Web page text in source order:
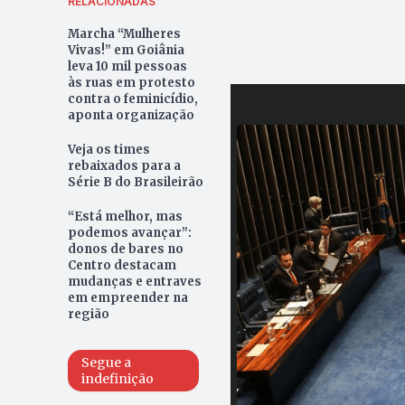
Marcha “Mulheres
Vivas!” em Goiânia
leva 10 mil pessoas
às ruas em protesto
contra o feminicídio,
aponta organização
Veja os times
rebaixados para a
Série B do Brasileirão
“Está melhor, mas
podemos avançar”:
donos de bares no
Centro destacam
mudanças e entraves
em empreender na
região
Segue a
indefinição